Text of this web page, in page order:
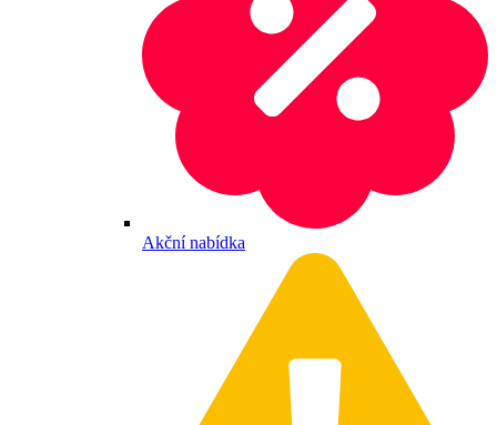
Akční nabídka